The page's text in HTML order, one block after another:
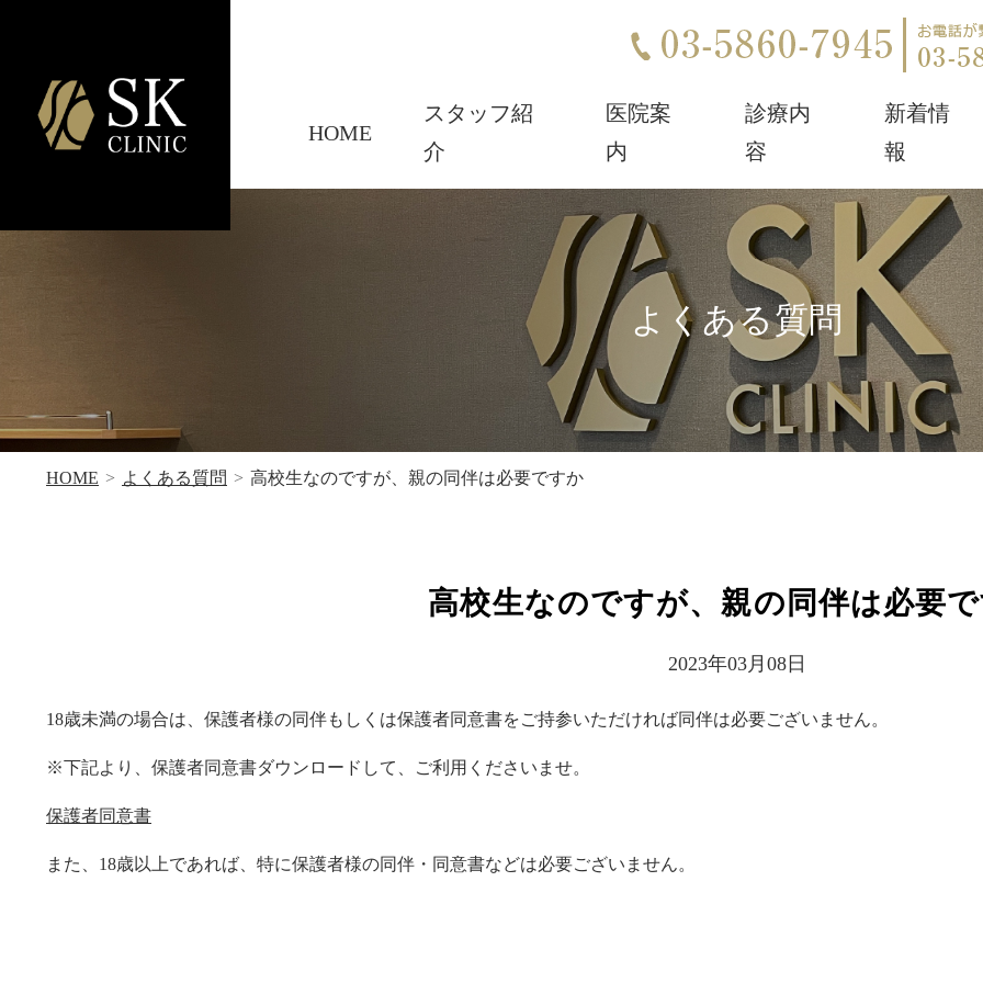
HOME
スタッフ紹
介
医院案
内
診療内
容
新着情
報
よくある質問
HOME よくある質問 高校生なのですが、親の同伴は必要ですか
高校生なのですが、親の同伴は必要
2023年03月08日
18歳未満の場合は、保護者様の同伴もしくは保護者同意書をご持参いただければ同伴は必要ございません。
※下記より、保護者同意書ダウンロードして、ご利用くださいませ。
保護者同意書
また、18歳以上であれば、特に保護者様の同伴・同意書などは必要ございません。